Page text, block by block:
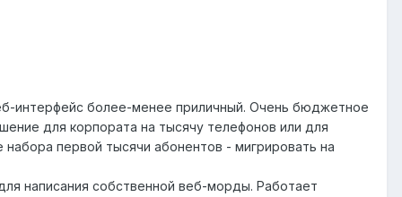
интерфейс более-менее приличный. Очень бюджетное
для корпората на тысячу телефонов или для
первой тысячи абонентов - мигрировать на
написания собственной веб-морды. Работает